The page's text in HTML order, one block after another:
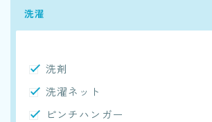
洗濯
洗剤
洗濯ネット
ピンチハンガー